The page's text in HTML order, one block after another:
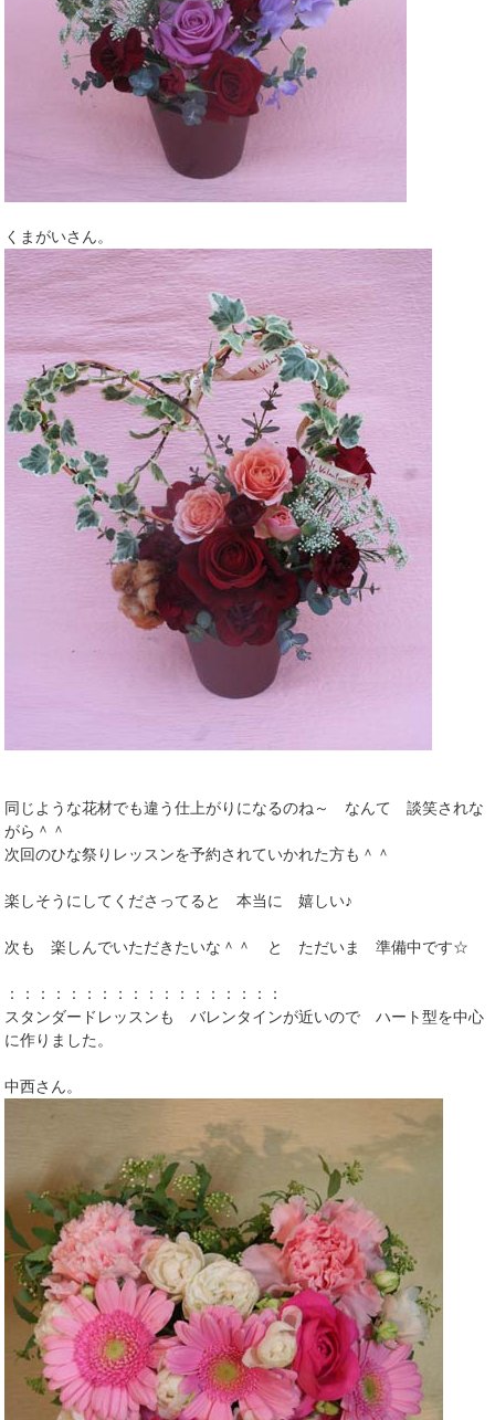
くまがいさん。
同じような花材でも違う仕上がりになるのね～ なんて 談笑されな
がら＾＾
次回のひな祭りレッスンを予約されていかれた方も＾＾
楽しそうにしてくださってると 本当に 嬉しい♪
次も 楽しんでいただきたいな＾＾ と ただいま 準備中です☆
：：：：：：：：：：：：：：：：：：
スタンダードレッスンも バレンタインが近いので ハート型を中心
に作りました。
中西さん。